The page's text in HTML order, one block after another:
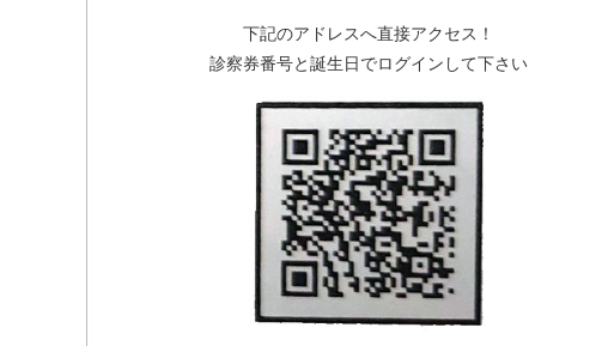
下記のアドレスへ直接アクセス！
診察券番号と誕生日でログインして下さい